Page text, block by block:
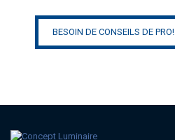
BESOIN DE CONSEILS DE PRO!